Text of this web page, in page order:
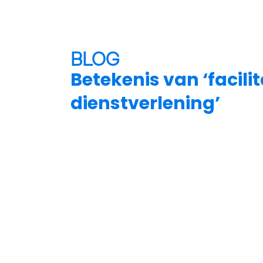
BLOG
Betekenis van
dienstverlening’